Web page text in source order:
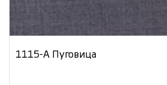
1115-А Пуговица